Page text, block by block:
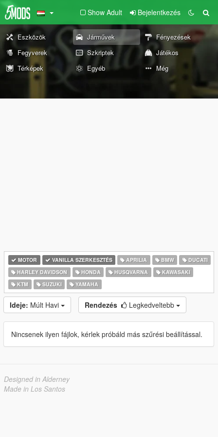
Show Adult Bejelentkezés
Eszközök Járművek
Fényezések
Fegyverek
Szkriptek
Játékos
Térképek
Egyéb Még
MOTOR VANILLA SZERKESZTÉS APRILIA BMW
DUCATI
HARLEY DAVIDSON
HONDA HUSQVARNA
KAWASAKI
KTM
SUZUKI YAMAHA
Ideje: Múlt Havi Rendezés Legkedveltebb
Nincsenek ilyen fájlok, kérlek próbáld más szűrési beállítással.
Designed in Alderney
Made in Los Santos